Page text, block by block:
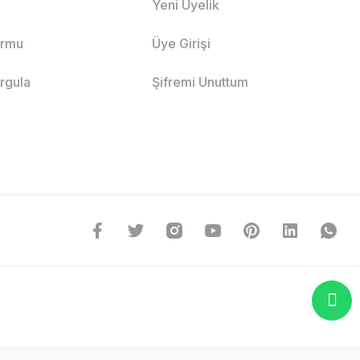
Yeni Üyelik
Üye Girişi
Şifremi Unuttum